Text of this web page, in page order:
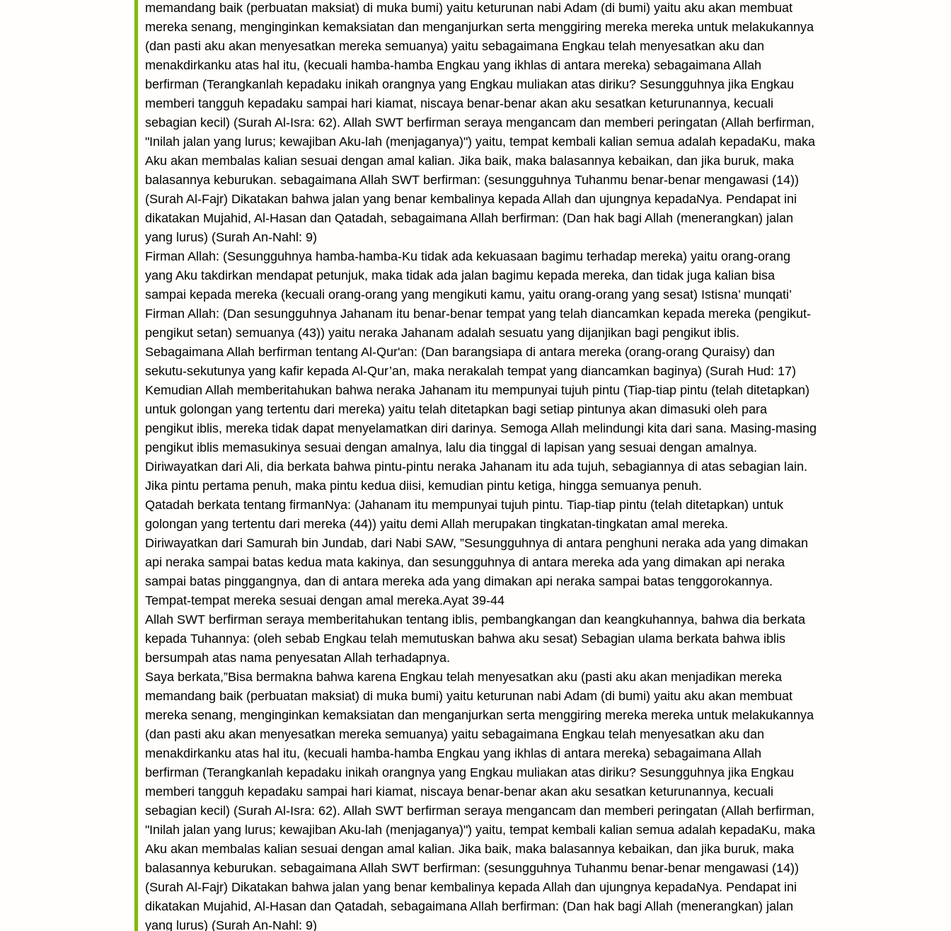
memandang baik (perbuatan maksiat) di muka bumi) yaitu keturunan nabi Adam (di bumi) yaitu aku akan membuat
mereka senang, menginginkan kemaksiatan dan menganjurkan serta menggiring mereka mereka untuk melakukannya
(dan pasti aku akan menyesatkan mereka semuanya) yaitu sebagaimana Engkau telah menyesatkan aku dan
menakdirkanku atas hal itu, (kecuali hamba-hamba Engkau yang ikhlas di antara mereka) sebagaimana Allah
berfirman (Terangkanlah kepadaku inikah orangnya yang Engkau muliakan atas diriku? Sesungguhnya jika Engkau
memberi tangguh kepadaku sampai hari kiamat, niscaya benar-benar akan aku sesatkan keturunannya, kecuali
sebagian kecil) (Surah Al-Isra: 62). Allah SWT berfirman seraya mengancam dan memberi peringatan (Allah berfirman,
"Inilah jalan yang lurus; kewajiban Aku-lah (menjaganya)") yaitu, tempat kembali kalian semua adalah kepadaKu, maka
Aku akan membalas kalian sesuai dengan amal kalian. Jika baik, maka balasannya kebaikan, dan jika buruk, maka
balasannya keburukan. sebagaimana Allah SWT berfirman: (sesungguhnya Tuhanmu benar-benar mengawasi (14))
(Surah Al-Fajr) Dikatakan bahwa jalan yang benar kembalinya kepada Allah dan ujungnya kepadaNya. Pendapat ini
dikatakan Mujahid, Al-Hasan dan Qatadah, sebagaimana Allah berfirman: (Dan hak bagi Allah (menerangkan) jalan
yang lurus) (Surah An-Nahl: 9)
Firman Allah: (Sesungguhnya hamba-hamba-Ku tidak ada kekuasaan bagimu terhadap mereka) yaitu orang-orang
yang Aku takdirkan mendapat petunjuk, maka tidak ada jalan bagimu kepada mereka, dan tidak juga kalian bisa
sampai kepada mereka (kecuali orang-orang yang mengikuti kamu, yaitu orang-orang yang sesat) Istisna’ munqati’
Firman Allah: (Dan sesungguhnya Jahanam itu benar-benar tempat yang telah diancamkan kepada mereka (pengikut-
pengikut setan) semuanya (43)) yaitu neraka Jahanam adalah sesuatu yang dijanjikan bagi pengikut iblis.
Sebagaimana Allah berfirman tentang Al-Qur'an: (Dan barangsiapa di antara mereka (orang-orang Quraisy) dan
sekutu-sekutunya yang kafir kepada Al-Qur’an, maka nerakalah tempat yang diancamkan baginya) (Surah Hud: 17)
Kemudian Allah memberitahukan bahwa neraka Jahanam itu mempunyai tujuh pintu (Tiap-tiap pintu (telah ditetapkan)
untuk golongan yang tertentu dari mereka) yaitu telah ditetapkan bagi setiap pintunya akan dimasuki oleh para
pengikut iblis, mereka tidak dapat menyelamatkan diri darinya. Semoga Allah melindungi kita dari sana. Masing-masing
pengikut iblis memasukinya sesuai dengan amalnya, lalu dia tinggal di lapisan yang sesuai dengan amalnya.
Diriwayatkan dari Ali, dia berkata bahwa pintu-pintu neraka Jahanam itu ada tujuh, sebagiannya di atas sebagian lain.
Jika pintu pertama penuh, maka pintu kedua diisi, kemudian pintu ketiga, hingga semuanya penuh.
Qatadah berkata tentang firmanNya: (Jahanam itu mempunyai tujuh pintu. Tiap-tiap pintu (telah ditetapkan) untuk
golongan yang tertentu dari mereka (44)) yaitu demi Allah merupakan tingkatan-tingkatan amal mereka.
Diriwayatkan dari Samurah bin Jundab, dari Nabi SAW, ”Sesungguhnya di antara penghuni neraka ada yang dimakan
api neraka sampai batas kedua mata kakinya, dan sesungguhnya di antara mereka ada yang dimakan api neraka
sampai batas pinggangnya, dan di antara mereka ada yang dimakan api neraka sampai batas tenggorokannya.
Tempat-tempat mereka sesuai dengan amal mereka.Ayat 39-44
Allah SWT berfirman seraya memberitahukan tentang iblis, pembangkangan dan keang­kuhannya, bahwa dia berkata
kepada Tuhannya: (oleh sebab Engkau telah memutuskan bahwa aku sesat) Sebagian ulama berkata bahwa iblis
bersumpah atas nama penyesatan Allah terhadapnya.
Saya berkata,”Bisa bermakna bahwa karena Engkau telah menyesatkan aku (pasti aku akan menjadikan mereka
memandang baik (perbuatan maksiat) di muka bumi) yaitu keturunan nabi Adam (di bumi) yaitu aku akan membuat
mereka senang, menginginkan kemaksiatan dan menganjurkan serta menggiring mereka mereka untuk melakukannya
(dan pasti aku akan menyesatkan mereka semuanya) yaitu sebagaimana Engkau telah menyesatkan aku dan
menakdirkanku atas hal itu, (kecuali hamba-hamba Engkau yang ikhlas di antara mereka) sebagaimana Allah
berfirman (Terangkanlah kepadaku inikah orangnya yang Engkau muliakan atas diriku? Sesungguhnya jika Engkau
memberi tangguh kepadaku sampai hari kiamat, niscaya benar-benar akan aku sesatkan keturunannya, kecuali
sebagian kecil) (Surah Al-Isra: 62). Allah SWT berfirman seraya mengancam dan memberi peringatan (Allah berfirman,
"Inilah jalan yang lurus; kewajiban Aku-lah (menjaganya)") yaitu, tempat kembali kalian semua adalah kepadaKu, maka
Aku akan membalas kalian sesuai dengan amal kalian. Jika baik, maka balasannya kebaikan, dan jika buruk, maka
balasannya keburukan. sebagaimana Allah SWT berfirman: (sesungguhnya Tuhanmu benar-benar mengawasi (14))
(Surah Al-Fajr) Dikatakan bahwa jalan yang benar kembalinya kepada Allah dan ujungnya kepadaNya. Pendapat ini
dikatakan Mujahid, Al-Hasan dan Qatadah, sebagaimana Allah berfirman: (Dan hak bagi Allah (menerangkan) jalan
yang lurus) (Surah An-Nahl: 9)